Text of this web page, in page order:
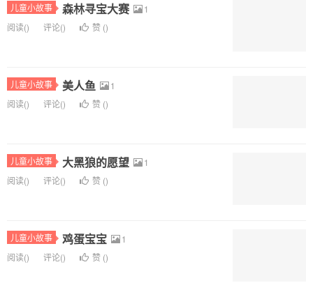
儿童小故事 森林寻宝大赛
1
阅读() 评论() 赞 ()
儿童小故事 美人鱼
1
阅读() 评论() 赞 ()
儿童小故事 大黑狼的愿望
1
阅读() 评论() 赞 ()
儿童小故事 鸡蛋宝宝
1
阅读() 评论() 赞 ()